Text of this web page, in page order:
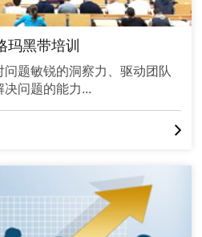
玛黑带培训
题敏锐的洞察力、驱动团队
问题的能力...